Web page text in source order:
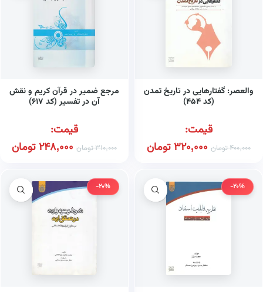
والعصر: گفتارهایی در تاریخ تمدن
(کد ۴۵۴)
قیمت:
400,000تومان 320,000تومان
مرجع ضمیر در قرآن کریم و نقش
آن در تفسیر (کد ۶۱۷)
قیمت:
310,000تومان 248,000تومان
-20%
-20%